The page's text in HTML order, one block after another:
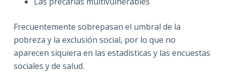
Frecuentemente sobrepasan el umbral de la
pobreza y la exclusión social, por lo que no
aparecen siquiera en las estadísticas y las encuestas
sociales y de salud.